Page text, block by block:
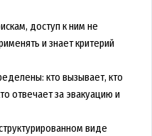
доступ к ним не
и знает критерий
кто вызывает, кто
отвечает за эвакуацию и
виде